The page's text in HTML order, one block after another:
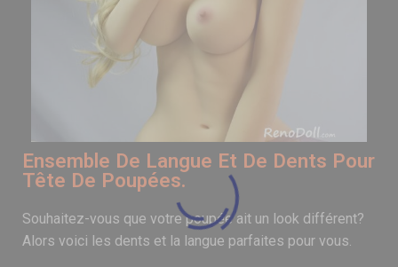
Ensemble De Langue Et De Dents Pour
Tête De Poupées.
Souhaitez-vous que votre poupée ait un look différent?
Alors voici les dents et la langue parfaites pour vous.